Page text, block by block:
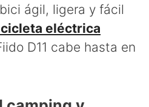
ágil, ligera y fácil
eléctrica
D11 cabe hasta en